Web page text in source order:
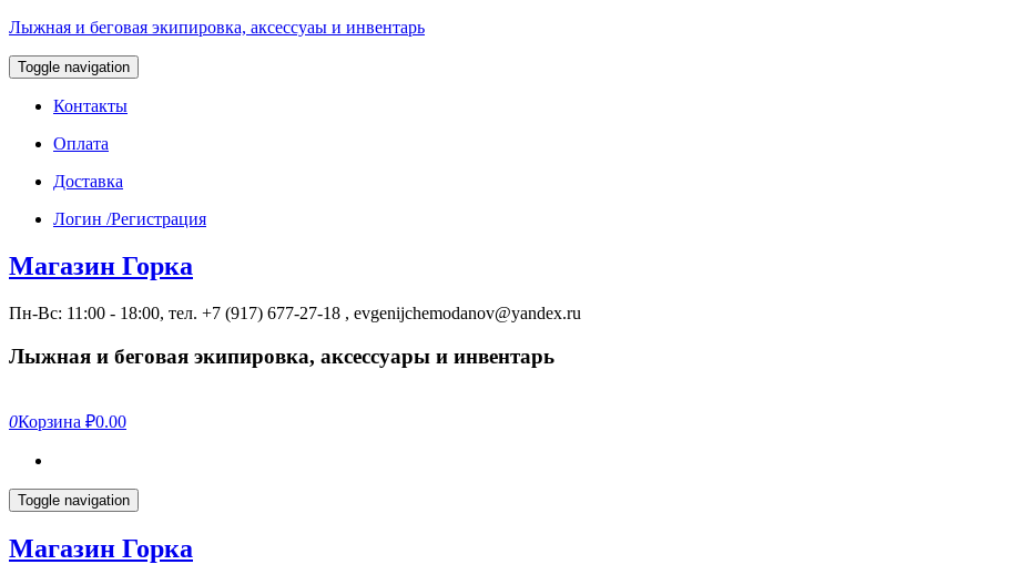
Лыжная и беговая экипировка, аксессуаы и инвентарь
Toggle navigation
Контакты
Оплата
Доставка
Логин /Регистрация
Магазин Горка
Пн-Вс: 11:00 - 18:00, тел. +7 (917) 677-27-18 , evgenijchemodanov@yandex.ru
Лыжная и беговая экипировка, аксессуары и инвентарь
0Корзина ₽0.00
Toggle navigation
Магазин Горка